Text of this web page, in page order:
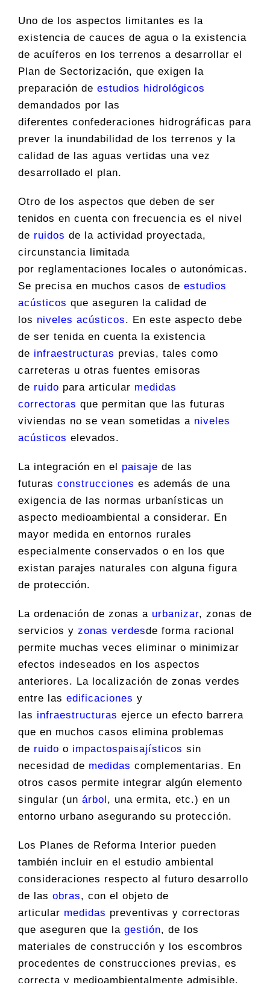
Uno de los aspectos limitantes es la
existencia de cauces de agua o la existencia
de acuíferos en los terrenos a desarrollar el
Plan de Sectorización, que exigen la
preparación de estudios hidrológicos
demandados por las
diferentes confederaciones hidrográficas para
prever la inundabilidad de los terrenos y la
calidad de las aguas vertidas una vez
desarrollado el plan.
Otro de los aspectos que deben de ser
tenidos en cuenta con frecuencia es el nivel
de ruidos de la actividad proyectada,
circunstancia limitada
por reglamentaciones locales o autonómicas.
Se precisa en muchos casos de estudios
acústicos que aseguren la calidad de
los niveles acústicos. En este aspecto debe
de ser tenida en cuenta la existencia
de infraestructuras previas, tales como
carreteras u otras fuentes emisoras
de ruido para articular medidas
correctoras que permitan que las futuras
viviendas no se vean sometidas a niveles
acústicos elevados.
La integración en el paisaje de las
futuras construcciones es además de una
exigencia de las normas urbanísticas un
aspecto medioambiental a considerar. En
mayor medida en entornos rurales
especialmente conservados o en los que
existan parajes naturales con alguna figura
de protección.
La ordenación de zonas a urbanizar, zonas de
servicios y zonas verdesde forma racional
permite muchas veces eliminar o minimizar
efectos indeseados en los aspectos
anteriores. La localización de zonas verdes
entre las edificaciones y
las infraestructuras ejerce un efecto barrera
que en muchos casos elimina problemas
de ruido o impactospaisajísticos sin
necesidad de medidas complementarias. En
otros casos permite integrar algún elemento
singular (un árbol , una ermita, etc.) en un
entorno urbano asegurando su protección.
Los Planes de Reforma Interior pueden
también incluir en el estudio ambiental
consideraciones respecto al futuro desarrollo
de las obras, con el objeto de
articular medidas preventivas y correctoras
que aseguren que la gestión, de los
materiales de construcción y los escombros
procedentes de construcciones previas, es
correcta y medioambientalmente admisible.